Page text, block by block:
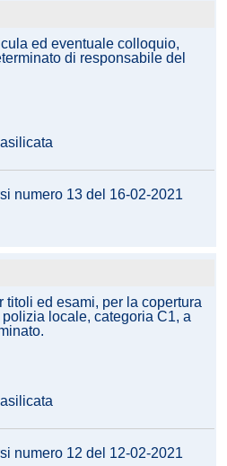
ed eventuale colloquio,
di responsabile del
numero 13 del 16-02-2021
titoli ed esami, per la copertura
locale, categoria C1, a
numero 12 del 12-02-2021